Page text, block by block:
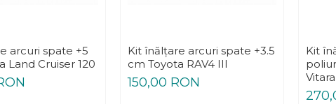
arcuri spate +5
Land Cruiser 120
Kit înălțare arcuri spate +3.5
cm Toyota RAV4 III
150,00 RON
Kit
Vitara